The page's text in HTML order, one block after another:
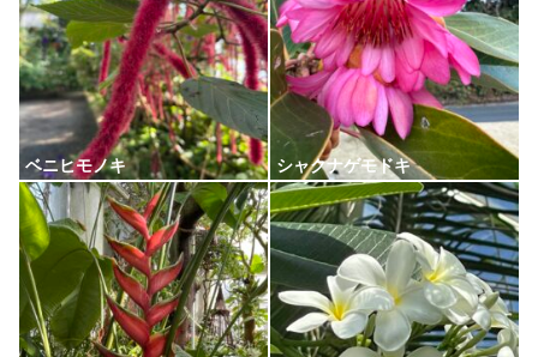
ベニヒモノキ シャクナゲモドキ